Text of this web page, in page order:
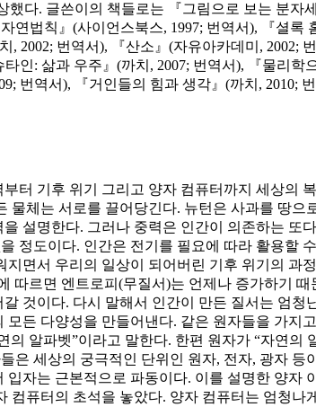
했다. 글쓴이의 책들로는 『그림으로 보는 분자
연법칙』(사이언스북스, 1997; 번역서), 『셜
, 2002; 번역서), 『산소』(자유아카데미, 2002;
타인: 삶과 우주』(까치, 2007; 번역서), 『물리
번역서), 『거인들의 힘과 생각』(까치, 2010;
터 기후 위기 그리고 양자 컴퓨터까지 세상의
물체는 서로를 끌어당긴다. 뉴턴은 사과를 땅
설명한다. 그러나 중력은 인간이 의존하는 또
정도이다. 인간은 전기를 필요에 따라 활용할
지면서 우리의 일상이 되어버린 기후 위기의 과
따르면 엔트로피(무질서)는 언제나 증가하기
것이다. 다시 말해서 인간이 만든 질서는 엄
모든 다양성을 만들어낸다. 같은 원자들을 가지
의 알파벳”이라고 말한다. 한편 원자가 “자연
은 세상의 궁극적인 단위인 원자, 전자, 광자
입자는 근본적으로 파동이다. 이를 설명한 양
컴퓨터의 초석을 놓았다. 양자 컴퓨터는 엄청